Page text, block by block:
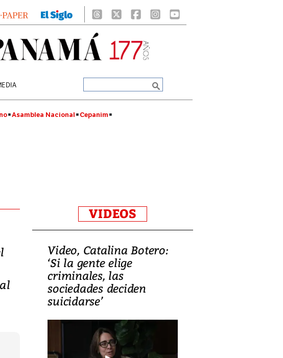
Asamblea Nacional Cepanim
VIDEOS
Video, Catalina Botero:
‘Si la gente elige
criminales, las
sociedades deciden
suicidarse’